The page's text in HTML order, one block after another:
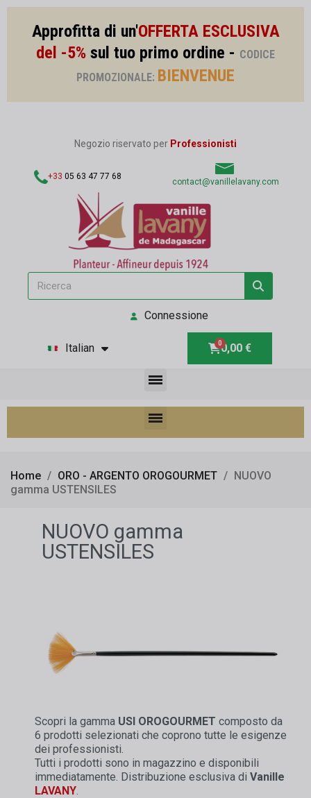
Approfitta di un'OFFERTA ESCLUSIVA
del -5% sul tuo primo ordine - CODICE
PROMOZIONALE: BIENVENUE
Negozio riservato per Professionisti
+33 05 63 47 77 68
contact@vanillelavany.com
Connessione
Italian 0,00 €
Home ORO - ARGENTO OROGOURMET
NUOVO
gamma USTENSILES
NUOVO gamma
USTENSILES
Scopri la gamma USI OROGOURMET composto da
6 prodotti selezionati che coprono tutte le esigenze
dei professionisti.
Tutti i prodotti sono in magazzino e disponibili
immediatamente. Distribuzione esclusiva di Vanille
LAVANY